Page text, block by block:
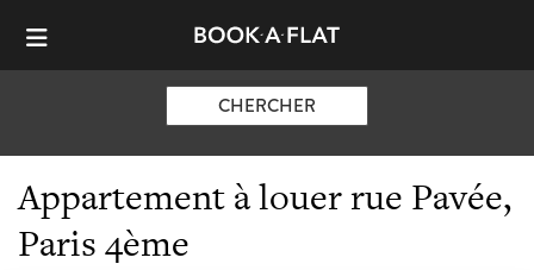
CHERCHER
Appartement à louer rue Pavée,
Paris 4ème